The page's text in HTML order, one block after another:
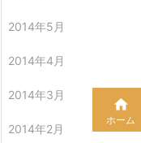
2014年5月
2014年4月
2014年3月
2014年2月

ホーム